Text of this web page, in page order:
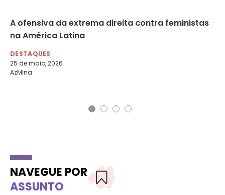
A ofensiva da extrema direita contra feministas
na América Latina
DESTAQUES
25 de maio, 2026
AzMina
NAVEGUE POR
ASSUNTO